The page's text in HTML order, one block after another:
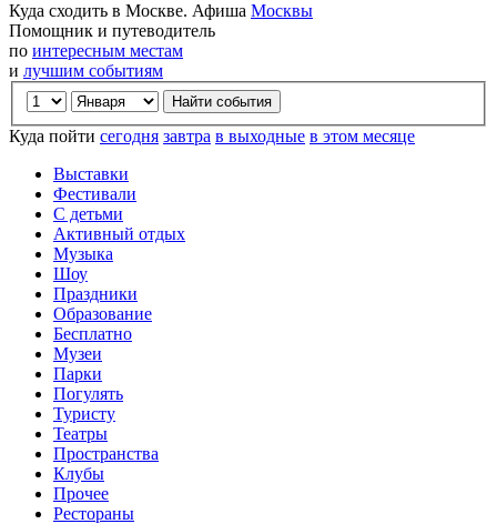
Куда сходить в Москве. Афиша Москвы
Помощник и путеводитель
по интересным местам
и лучшим событиям
Куда пойти сегодня завтра в выходные в этом месяце
Выставки
Фестивали
С детьми
Активный отдых
Музыка
Шоу
Праздники
Образование
Бесплатно
Музеи
Парки
Погулять
Туристу
Театры
Пространства
Клубы
Прочее
Рестораны